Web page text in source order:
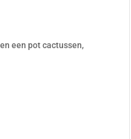
een pot cactussen,